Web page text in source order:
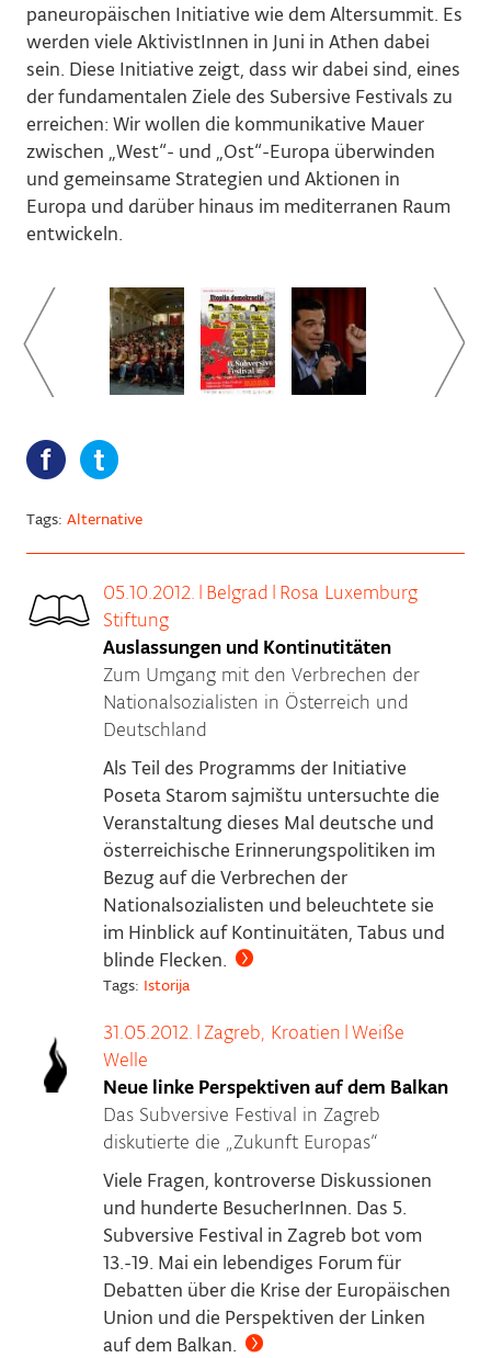
paneuropäischen Initiative wie dem Altersummit. Es
werden viele AktivistInnen in Juni in Athen dabei
sein. Diese Initiative zeigt, dass wir dabei sind, eines
der fundamentalen Ziele des Subersive Festivals zu
erreichen: Wir wollen die kommunikative Mauer
zwischen „West“- und „Ost“-Europa überwinden
und gemeinsame Strategien und Aktionen in
Europa und darüber hinaus im mediterranen Raum
entwickeln.
Tags:Alternative
05.10.2012. | Belgrad | Rosa Luxemburg
Stiftung
Auslassungen und Kontinutitäten
Zum Umgang mit den Verbrechen der
Nationalsozialisten in Österreich und
Deutschland
Als Teil des Programms der Initiative
Poseta Starom sajmištu untersuchte die
Veranstaltung dieses Mal deutsche und
österreichische Erinnerungspolitiken im
Bezug auf die Verbrechen der
Nationalsozialisten und beleuchtete sie
im Hinblick auf Kontinuitäten, Tabus und
blinde Flecken.
Tags: Istorija
31.05.2012. |Zagreb, Kroatien |Weiße
Welle
Neue linke Perspektiven auf dem Balkan
Das Subversive Festival in Zagreb
diskutierte die „Zukunft Europas“
Viele Fragen, kontroverse Diskussionen
und hunderte BesucherInnen. Das 5.
Subversive Festival in Zagreb bot vom
13.-19. Mai ein lebendiges Forum für
Debatten über die Krise der Europäischen
Union und die Perspektiven der Linken
auf dem Balkan.